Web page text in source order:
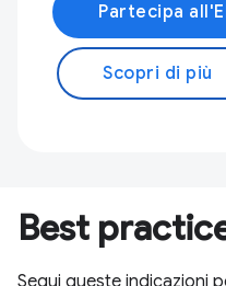
Partecipa
Scopri di più
Best